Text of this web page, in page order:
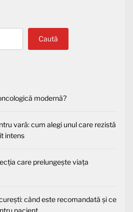
Caută
modernă?
vară: cum alegi unul care rezistă
intens
care prelungește viața
când este recomandată și ce